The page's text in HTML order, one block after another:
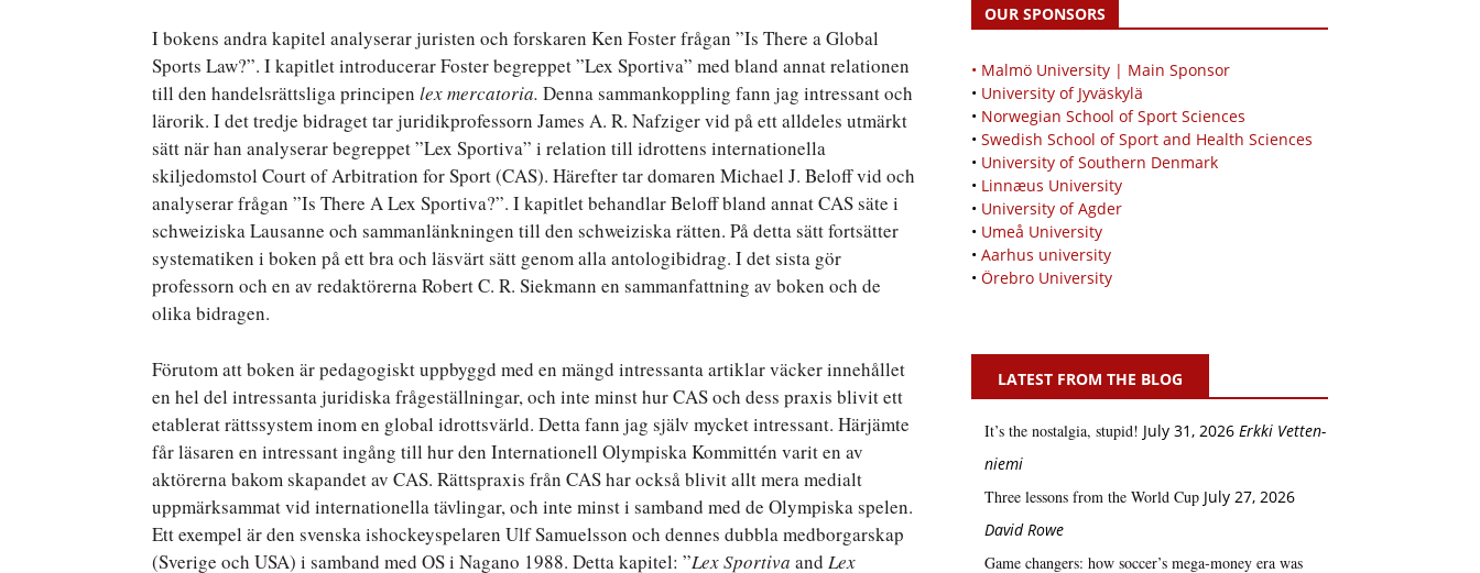
I bokens andra kapitel analyserar juristen och forskaren Ken Foster frågan ”Is There a Global
Sports Law?”. I kapitlet introducerar Foster begreppet ”Lex Sportiva” med bland annat relationen
till den handelsrättsliga principen lex mercatoria. Denna sammankoppling fann jag intressant och
lärorik. I det tredje bidraget tar juridikprofessorn James A. R. Nafziger vid på ett alldeles utmärkt
sätt när han analyserar begreppet ”Lex Sportiva” i relation till idrottens internationella
skiljedomstol Court of Arbitration for Sport (CAS). Härefter tar domaren Michael J. Beloff vid och
analyserar frågan ”Is There A Lex Sportiva?”. I kapitlet behandlar Beloff bland annat CAS säte i
schweiziska Lausanne och sammanlänkningen till den schweiziska rätten. På detta sätt fortsätter
systematiken i boken på ett bra och läsvärt sätt genom alla antologibidrag. I det sista gör
professorn och en av redaktörerna Robert C. R. Siekmann en sammanfattning av boken och de
olika bidragen.
Förutom att boken är pedagogiskt uppbyggd med en mängd intressanta artiklar väcker innehållet
en hel del intressanta juridiska frågeställningar, och inte minst hur CAS och dess praxis blivit ett
etablerat rättssystem inom en global idrottsvärld. Detta fann jag själv mycket intressant. Härjämte
får läsaren en intressant ingång till hur den Internationell Olympiska Kommittén varit en av
aktörerna bakom skapandet av CAS. Rättspraxis från CAS har också blivit allt mera medialt
uppmärksammat vid internationella tävlingar, och inte minst i samband med de Olympiska spelen.
Ett exempel är den svenska ishockeyspelaren Ulf Samuelsson och dennes dubbla medborgarskap
(Sverige och USA) i samband med OS i Nagano 1988. Detta kapitel: ”Lex Sportiva and Lex
OUR SPONSORS
• Malmö University | Main Sponsor
• University of Jyväskylä
• Norwegian School of Sport Sciences
• Swedish School of Sport and Health Sciences
• University of Southern Denmark
• Linnæus University
• University of Agder
• Umeå University
• Aarhus university
• Örebro University
LATEST FROM THE BLOG
It’s the nostalgia, stupid! July 31, 2026 Erkki Vetten­­
niemi
Three lessons from the World Cup July 27, 2026
David Rowe
Game changers: how soccer’s mega‑money era was